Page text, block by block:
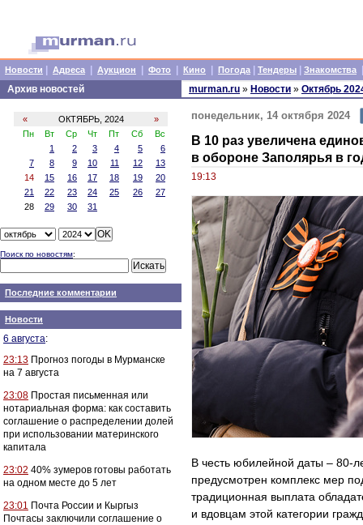
Новости Адреса Аукцион Фото Кино Погода Тендеры Знакомства
Архив новостей
« ОКТЯБРЬ, 2024
»
Пн
Вт Ср Чт Пт Сб
Вс
1
2 3 4 5
6
7
8 9 10 11 12
13
14
15 16 17 18 19
20
21
22 23 24 25 26
27
28
29 30 31
Поиск по новостям:
Последние комментарии
Новости
6 августа:
23:13 Прогноз погоды в Мурманске
на 7 августа
23:08 Простая письменная или
нотариальная форма: как составить
соглашение о распределении долей
при использовании материнского
капитала
23:02 40% зумеров готовы работать
на одном месте до 5 лет
23:01 Почта России и Кыргыз
Почтасы заключили соглашение о
murman.ru » Новости » Октябрь
понедельник, 14 октября 2024
В 10 раз увеличена
в обороне Заполярья в
19:13
В честь юбилейной даты – 80-
предусмотрен комплекс мер
традиционная выплата
и вдовцам этой категории